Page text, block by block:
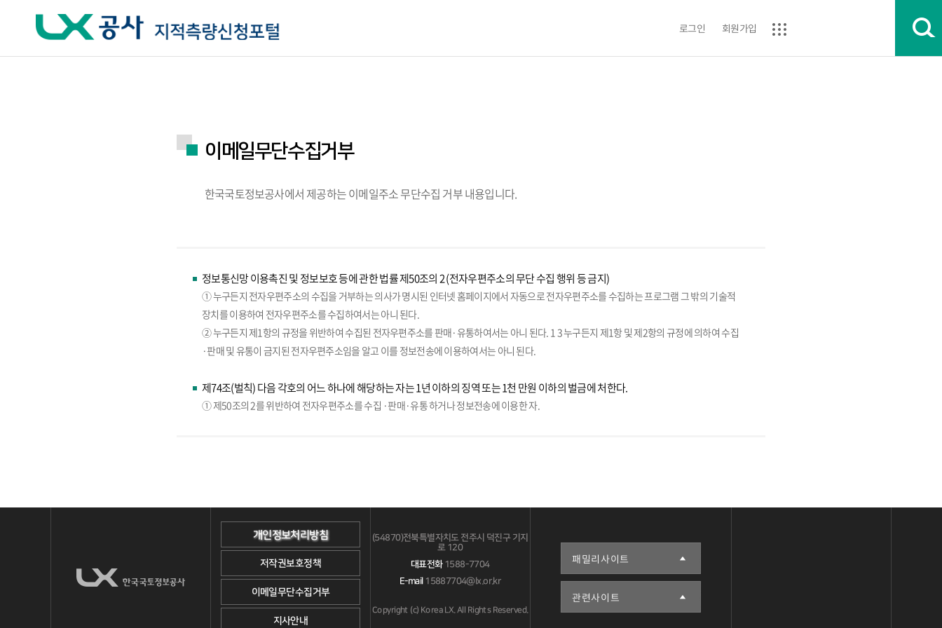
로그인 회원가입
이메일무단수집거부
한국국토정보공사에서 제공하는 이메일주소 무단수집 거부 내용입니다.
정보통신망 이용촉진 및 정보보호 등에 관한 법률 제50조의 2 (전자우편주소의 무단 수집 행위 등 금지)
① 누구든지 전자우편주소의 수집을 거부하는 의사가 명시된 인터넷 홈페이지에서 자동으로 전자우편주소를 수집하는 프로그램 그 밖의 기술적
장치를 이용하여 전자우편주소를 수집하여서는 아니 된다.
② 누구든지 제1항의 규정을 위반하여 수집된 전자우편주소를 판매·유통하여서는 아니 된다. 1 3 누구든지 제1항 및 제2항의 규정에 의하여 수집
·판매 및 유통이 금지된 전자우편주소임을 알고 이를 정보전송에 이용하여서는 아니 된다.
제74조(벌칙) 다음 각호의 어느 하나에 해당하는 자는 1년 이하의 징역 또는 1천 만원 이하의 벌금에 처한다.
① 제50조의 2를 위반하여 전자우편주소를 수집 ·판매·유통 하거나 정보전송에 이용한 자.
개인정보처리방침
저작권보호정책
이메일무단수집거부
지사안내
(54870)전북특별자치도 전주시 덕진구 기지
로 120
대표전화1588-7704
E-mail 15887704@lx.or.kr
Copyright (c) Korea LX. All Rights Reserved.